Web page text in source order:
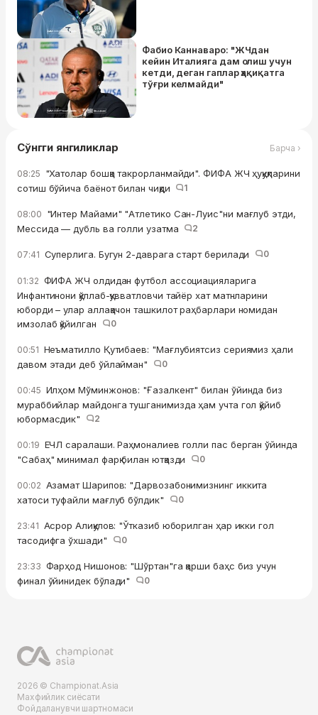
Фабио Каннаваро: "ЖЧдан
кейин Италияга дам олиш учун
кетди, деган гаплар ҳақиқатга
тўғри келмайди"
Сўнгги янгиликлар Барча ›
08:25 "Хатолар бошқа такрорланмайди". ФИФА ЖЧ ҳуқуқларини
сотиш бўйича баёнот билан чиқди
1
08:00 "Интер Майами" "Атлетико Сан-Луис"ни мағлуб этди,
Мессида — дубль ва голли узатма
2
07:41 Суперлига. Бугун 2-даврага старт берилади 0
01:32 ФИФА ЖЧ олдидан футбол ассоциацияларига
Инфантинони қўллаб-қувватловчи тайёр хат матнларини
юборди – улар аллақачон ташкилот раҳбарлари номидан
имзолаб қўйилган
0
00:51 Неъматилло Қутибаев: "Мағлубиятсиз сериямиз ҳали
давом этади деб ўйлайман"
0
00:45 Илҳом Мўминжонов: "Ғазалкент" билан ўйинда биз
мураббийлар майдонга тушганимизда ҳам учта гол қўйиб
юбормасдик"
2
00:19 ЕЧЛ саралаши. Раҳмоналиев голли пас берган ўйинда
"Сабаҳ" минимал фарқ билан ютқазди
0
00:02 Азамат Шарипов: "Дарвозабонимизнинг иккита
хатоси туфайли мағлуб бўлдик"
0
23:41 Асрор Алиқулов: "Ўтказиб юборилган ҳар икки гол
тасодифга ўхшади"
0
23:33 Фарҳод Нишонов: "Шўртан"га қарши баҳс биз учун
финал ўйинидек бўлади"
0
2026 © Championat.Asia
Махфийлик сиёсати
Фойдаланувчи шартномаси